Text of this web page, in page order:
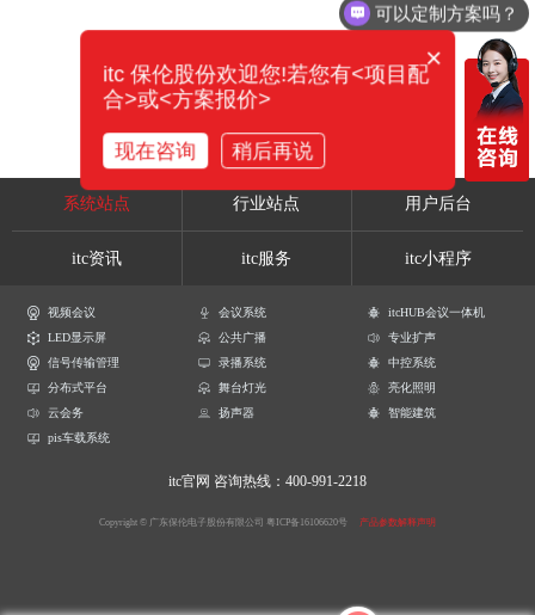
系统站点 行业站点 用户后台
itc资讯 itc服务 itc小程序
视频会议 会议系统
itcHUB会议一体机
LED显示屏
公共广播
专业扩声
信号传输管理
录播系统
中控系统
分布式平台
舞台灯光
亮化照明
云会务
扬声器
智能建筑
pis车载系统
itc官网 咨询热线：400-991-2218
Copyright © 广东保伦电子股份有限公司 粤ICP备16106620号 产品参数解释声明
可以定制方案吗？
×
itc 保伦股份欢迎您!若您有<项目配
合>或<方案报价>
现在咨询 稍后再说